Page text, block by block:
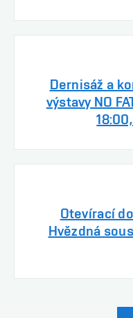
Dernisáž a
výstavy NO
Otevírací
Hvězdná